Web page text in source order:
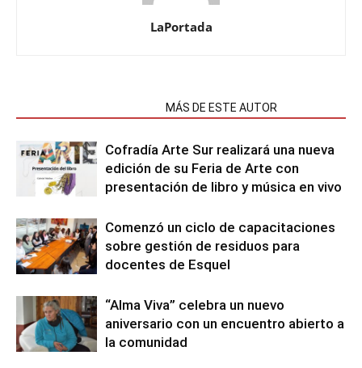
LaPortada
MÁS DE ESTE AUTOR
Cofradía Arte Sur realizará una nueva
edición de su Feria de Arte con
presentación de libro y música en vivo
Comenzó un ciclo de capacitaciones
sobre gestión de residuos para
docentes de Esquel
“Alma Viva” celebra un nuevo
aniversario con un encuentro abierto a
la comunidad